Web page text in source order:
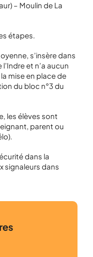
– Moulin de La
étapes.
s’insère dans
et n’a aucun
mise en place de
du bloc n°3 du
les élèves sont
parent ou
dans la
signaleurs dans